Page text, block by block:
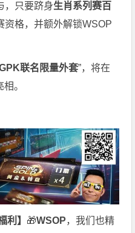
，只要跻身生肖系列赛百
资格，并额外解锁WSOP
联名限量外套”，将在
。
利】 🎁WSOP，我们也精